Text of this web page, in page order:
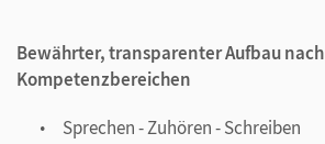
Bewährter, transparenter Aufbau nach
Kompetenzbereichen
Sprechen - Zuhören - Schreiben